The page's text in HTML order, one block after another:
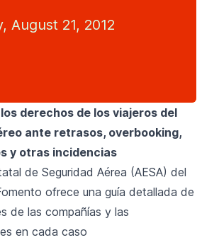
August 21, 2012
derechos de los viajeros del
ante retrasos, overbooking,
y otras incidencias
de Seguridad Aérea (AESA) del
ofrece una guía detallada de
de las compañías y las
en cada caso